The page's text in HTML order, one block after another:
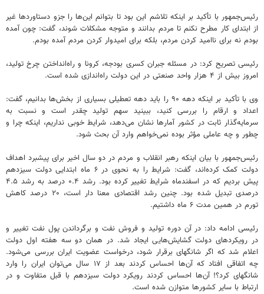
رئیس‌جمهور با تأکید بر اینکه تلاشم این بود تا بتوانم این‌ها را جزو دستاوردها غیر
از ابتدای کار مطرح نکنم تا مردم بدانند و متوجه مشکلات شوند، گفت: چون آمده
بودم نه برای ناامید کردن مردم، بلکه برای امیدوار کردن مردم آمده بودم.
رئیسی تصریح کرد: در مسئله جبران کسری بودجه، کرونا و راه‌انداختن چرخ تولید،
امروز بیش از ۴ هزار واحد صنعتی در این دولت راه‌اندازی شده است.
وی با تأکید بر اینکه دهه ۹۰ را باید دهه تعطیلی بسیاری از بخش‌ها بدانیم، گفت:
اعداد و ارقام را بررسی کنید، ببینید سهم تولید چقدر است و نسبت به
سرمایه‌گذار ثابت در کشور آمارها نشان می‌دهد، شرایط خوبی نداریم، اینکه چرا و
چطور و چه عاملی مؤثر بوده نمی‌خواهم وارد آن بحث شود.
رئیس‌جمهور با بیان اینکه رهبر انقلاب و مردم در دو سال اخیر برای پیشبرد اهداف
دولت کمک کرده‌اند، گفت: شرایط را به نحوی در ۶ ماه ابتدایی دولت سیزدهم
پیش بردیم که در اسفندماه شرایط تغییر کرده بود. رشد ۰.۴ درصد به رشد ۴.۵
درصدی تبدیل شده بود. چنین رشد اقتصادی معنا دار است، ۲۰ درصد کاهش
تورم در همین مدت ۶ ماه داشتیم.
رئیسی ادامه داد: در آن دوره تولید و فروش نفت و برگرداندن پول نفت تغییر و
در رویکردهای دولت گشایش‌هایی ایجاد شد. در همان دو سه هفته اول دولت
اعلام شد که اگر شانگهای برقرار شود، درخواست عضویت ایران بررسی می‌شود.
چه اتفاقی افتاد که آن‌ها احساس کردند بعد از ۱۷ سال می‌توان ایران را وارد
شانگهای کرد؟! آن‌ها احساس کردند رویکرد دولت سیزدهم با قبل متفاوت و در
ارتباط با سایر کشورها متوازن شده است.